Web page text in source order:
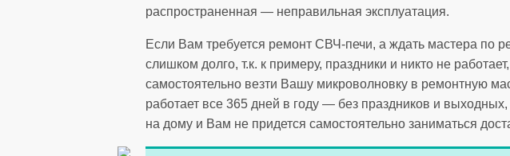
распространенная — неправильная эксплуатация.
Если Вам требуется ремонт СВЧ-печи, а ждать мастера по
слишком долго, т.к. к примеру, праздники и никто не
самостоятельно везти Вашу микроволновку в ремонтную
работает все 365 дней в году — без праздников и
на дому и Вам не придется самостоятельно заниматься